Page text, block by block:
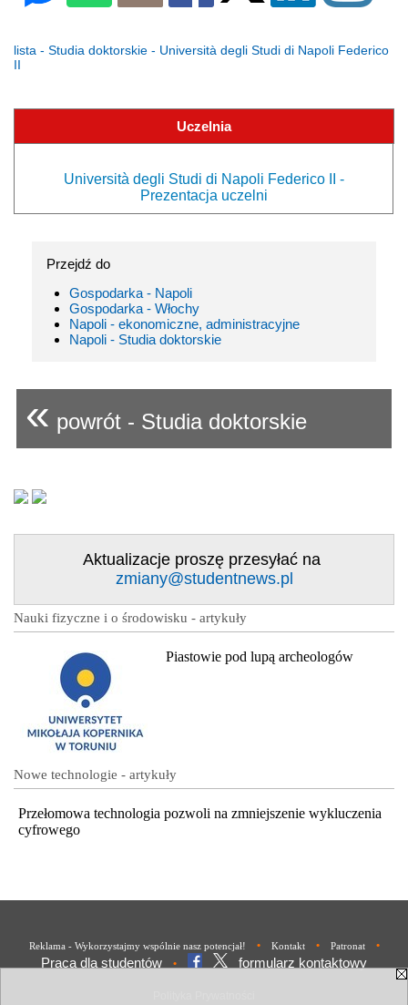
lista - Studia doktorskie - Università degli Studi di Napoli Federico
II
Uczelnia
Università degli Studi di Napoli Federico II -
Prezentacja uczelni
Przejdź do
Gospodarka - Napoli
Gospodarka - Włochy
Napoli - ekonomiczne, administracyjne
Napoli - Studia doktorskie
« powrót - Studia doktorskie
Aktualizacje proszę przesyłać na
zmiany@studentnews.pl
Nauki fizyczne i o środowisku - artykuły
Piastowie pod lupą archeologów
Nowe technologie - artykuły
Przełomowa technologia pozwoli na zmniejszenie wykluczenia
cyfrowego
Reklama - Wykorzystajmy wspólnie nasz potencjał! • Kontakt • Patronat •
Praca dla studentów • formularz kontaktowy